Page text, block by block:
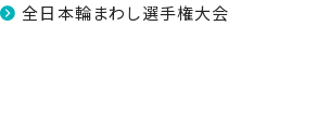
全日本輪まわし選手権大会